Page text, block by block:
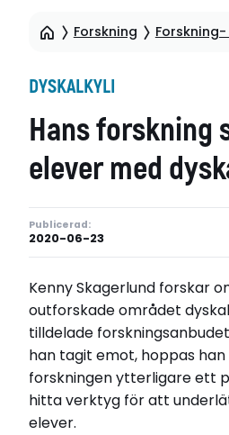
Forskning
DYSKALKYLI
Hans forskning
elever med
Publicerad:
2020-06-23
Kenny Skagerlund forskar
outforskade området
tilldelade
han tagit emot, hoppas
forskningen ytterligare ett
hitta verktyg för att
elever.